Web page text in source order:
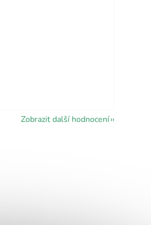
Zobrazit další hodnocení